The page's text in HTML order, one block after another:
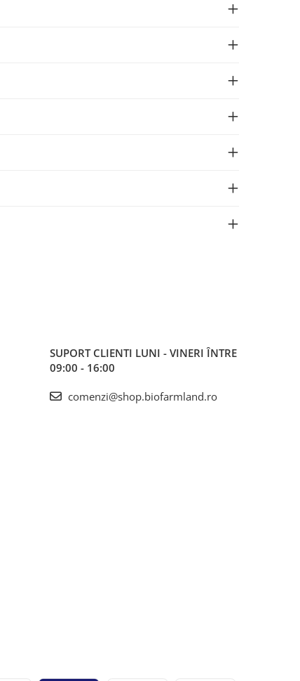
SUPORT CLIENTI LUNI - VINERI ÎNTRE
09:00 - 16:00
comenzi@shop.biofarmland.ro